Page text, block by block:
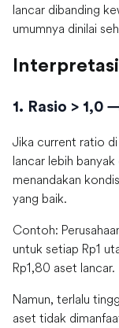
lancar dibanding
umumnya dinilai
1. Rasio > 1,0
Jika current ratio di
lancar lebih
menandakan
yang baik.
Contoh:
untuk setiap Rp1
Rp1,80 aset lancar.
Namun, terlalu
aset tidak